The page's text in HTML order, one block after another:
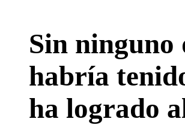
Sin ninguno
habría
ha logrado